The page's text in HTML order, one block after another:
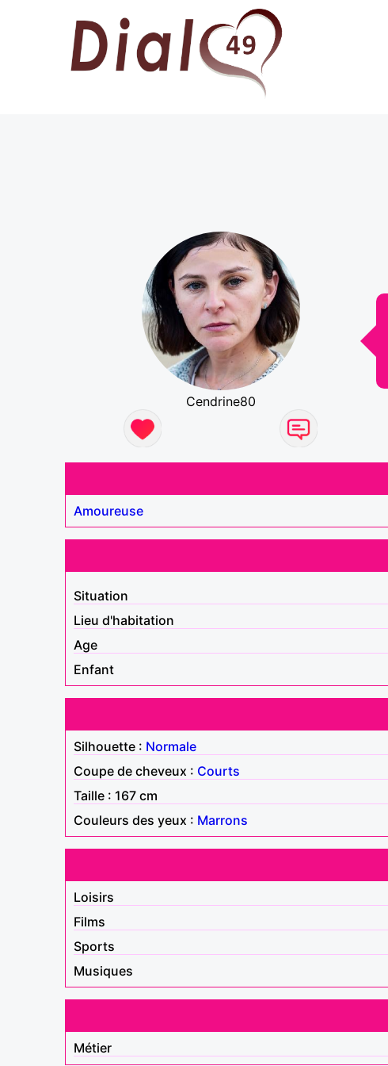
Cendrine80
Amoureuse
Situation
Lieu d'habitation
Age
Enfant
Silhouette : Normale
Coupe de cheveux : Courts
Taille : 167 cm
Couleurs des yeux : Marrons
Loisirs
Films
Sports
Musiques
Métier